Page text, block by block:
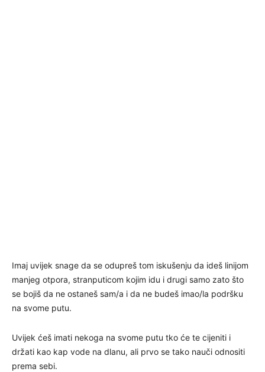
Imaj uvijek snage da se odupreš tom iskušenju da ideš linijom
manjeg otpora, stranputicom kojim idu i drugi samo zato što
se bojiš da ne ostaneš sam/a i da ne budeš imao/la podršku
na svome putu.
Uvijek ćeš imati nekoga na svome putu tko će te cijeniti i
držati kao kap vode na dlanu, ali prvo se tako nauči odnositi
prema sebi.